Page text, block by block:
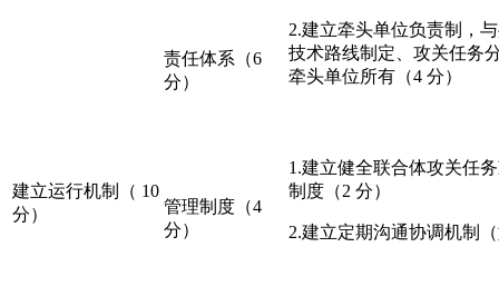
建立运行机制（ 10
分）
责任体系（6
分）
2.建立牵头单位负责制，
技术路线制定、攻关任务
牵头单位所有（4 分）
管理制度（4
分）
1.建立健全联合体攻关任
制度（2 分）
2.建立定期沟通协调机制